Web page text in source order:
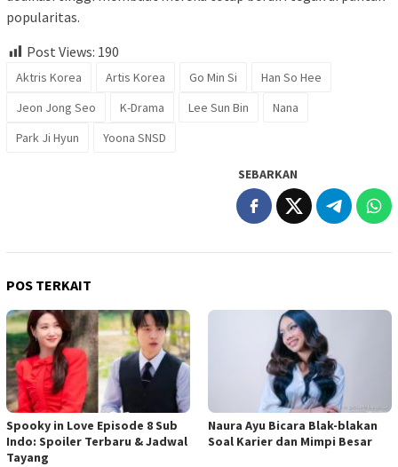
popularitas.
Post Views: 190
Aktris Korea Artis Korea Go Min Si
Han So Hee
Jeon Jong Seo
K-Drama Lee Sun Bin
Nana
Park Ji Hyun
Yoona SNSD
SEBARKAN
POS TERKAIT
Spooky in Love Episode 8 Sub
Indo: Spoiler Terbaru & Jadwal
Tayang
Naura Ayu Bicara Blak-blakan
Soal Karier dan Mimpi Besar